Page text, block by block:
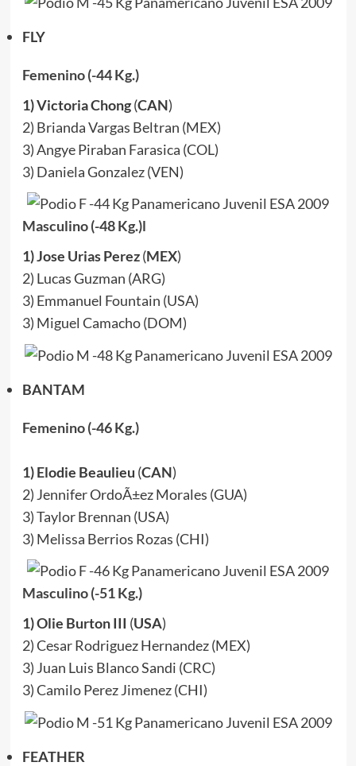
FLY
Femenino (-44 Kg.)
1) Victoria Chong(CAN)
2) Brianda Vargas Beltran (MEX)
3) Angye Piraban Farasica (COL)
3) Daniela Gonzalez (VEN)
Masculino (-48 Kg.)l
1) Jose Urias Perez(MEX)
2) Lucas Guzman (ARG)
3) Emmanuel Fountain (USA)
3) Miguel Camacho (DOM)
BANTAM
Femenino (-46 Kg.)
1) Elodie Beaulieu (CAN)
2) Jennifer OrdoÃ±ez Morales (GUA)
3) Taylor Brennan (USA)
3) Melissa Berrios Rozas (CHI)
Masculino (-51 Kg.)
1) Olie Burton III (USA)
2) Cesar Rodriguez Hernandez (MEX)
3) Juan Luis Blanco Sandi (CRC)
3) Camilo Perez Jimenez (CHI)
FEATHER